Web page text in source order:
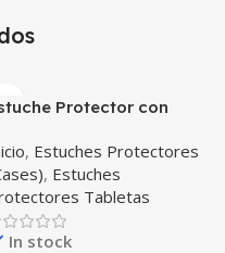
20 × 20 × 20 cm
Protector con
Samsung Galaxy
A8 10.5 2021 – 2022
x200 SM-x205 Anti
con soporte
, Estuches Protectores
, Estuches
Tabletas
In stock